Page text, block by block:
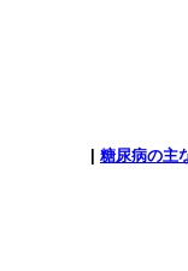
糖尿病の主